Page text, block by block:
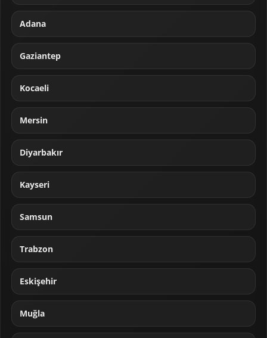
Adana
Gaziantep
Kocaeli
Mersin
Diyarbakır
Kayseri
Samsun
Trabzon
Eskişehir
Muğla